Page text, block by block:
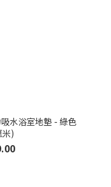
水浴室地墊 - 綠色
)